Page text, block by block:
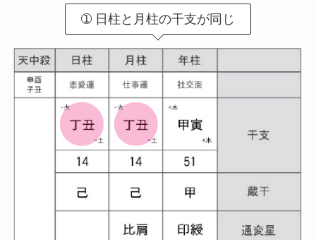
➀ 日柱と月柱の干支が同じ